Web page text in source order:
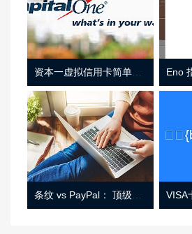
资本一虚拟信用卡简单介绍
条纹 vs PayPal： 顶级功能， 定价 （和更多！